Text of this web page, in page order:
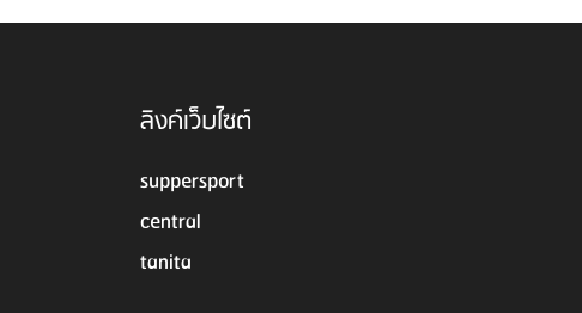
ลิงค์เว็บไซต์
suppersport
central
tanita